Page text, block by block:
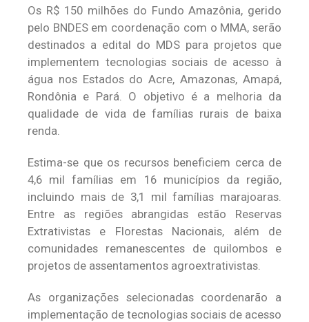
Os R$ 150 milhões do Fundo Amazônia, gerido
pelo BNDES em coordenação com o MMA, serão
destinados a edital do MDS para projetos que
implementem tecnologias sociais de acesso à
água nos Estados do Acre, Amazonas, Amapá,
Rondônia e Pará. O objetivo é a melhoria da
qualidade de vida de famílias rurais de baixa
renda.
Estima-se que os recursos beneficiem cerca de
4,6 mil famílias em 16 municípios da região,
incluindo mais de 3,1 mil famílias marajoaras.
Entre as regiões abrangidas estão Reservas
Extrativistas e Florestas Nacionais, além de
comunidades remanescentes de quilombos e
projetos de assentamentos agroextrativistas.
As organizações selecionadas coordenarão a
implementação de tecnologias sociais de acesso